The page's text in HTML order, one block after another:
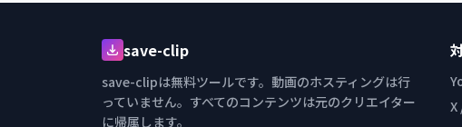
save-clip
save-clipは無料ツールです。動画のホスティングは行
っていません。すべてのコンテンツは元のクリエイター
に帰属します。